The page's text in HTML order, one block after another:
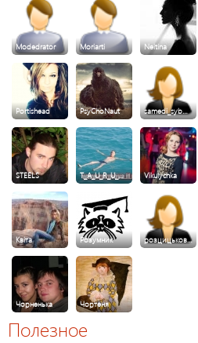
Modedrator Moriarti Neitina
Portishead PsyChoNaut samedi_syb…
STEELS T_A_U_R_U_… Vikulychka
Квiта Розумник розцицьков…
Чорненька Чортеня
Полезное